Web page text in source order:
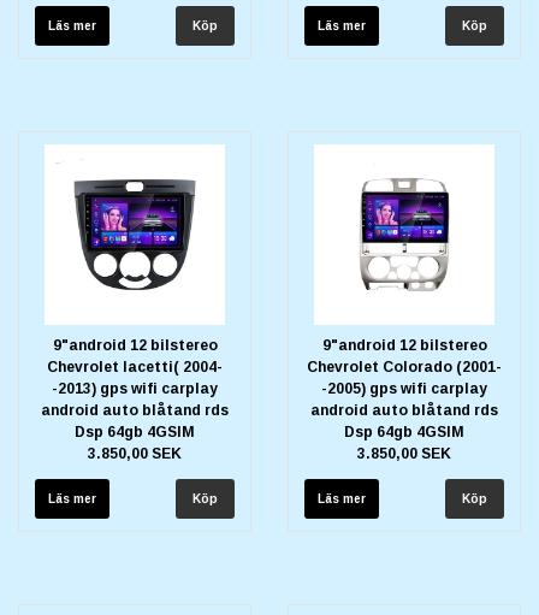
Läs mer Läs mer
9"android 12 bilstereo
Chevrolet lacetti( 2004-
-2013) gps wifi carplay
android auto blåtand rds
Dsp 64gb 4GSIM
3.850,00 SEK
Läs mer
9"android 12 bilstereo
Chevrolet Colorado (2001-
-2005) gps wifi carplay
android auto blåtand rds
Dsp 64gb 4GSIM
3.850,00 SEK
Läs mer